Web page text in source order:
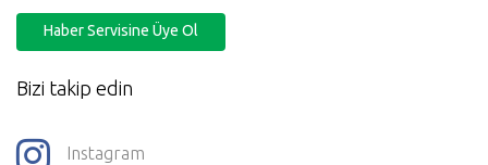
Haber Servisine Üye Ol
Bizi takip edin
Instagram